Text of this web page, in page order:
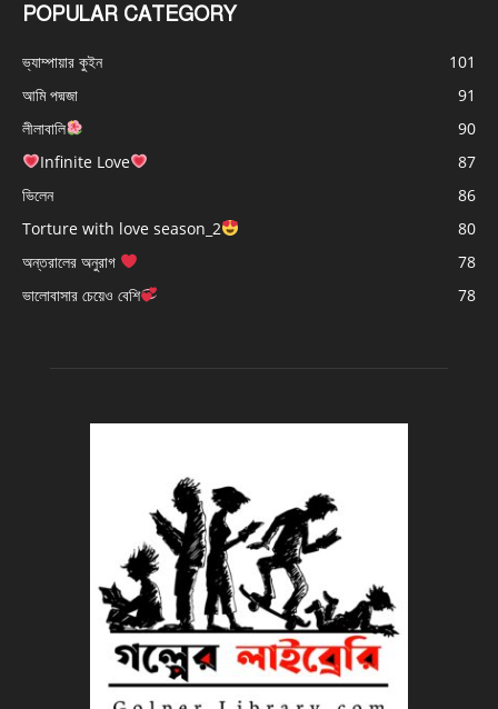
POPULAR CATEGORY
ভ্যাম্পায়ার কুইন
101
আমি পদ্মজা
91
লীলাবালি
90
Infinite Love
87
ভিলেন
86
Torture with love season_2
80
অন্তরালের অনুরাগ
78
ভালোবাসার চেয়েও বেশি
78